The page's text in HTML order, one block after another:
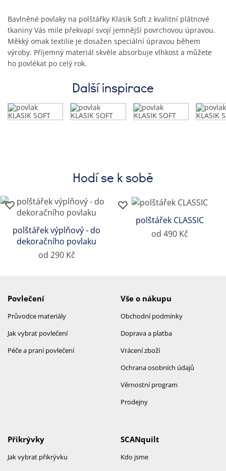
Bavlněné povlaky na polštářky Klasik Soft z kvalitní plátnové
tkaniny Vás mile překvapí svojí jemnější povrchovou úpravou.
Měkký omak textilie je dosažen speciální úpravou během
výroby. Příjemný materiál skvěle absorbuje vlhkost a můžete
ho povlékat po celý rok.
Další inspirace
Hodí se k sobě
polštářek výplňový - do
dekoračního povlaku
od 290 Kč
polštářek CLASSIC
od 490 Kč
Povlečení
Průvodce materiály
Jak vybrat povlečení
Péče a praní povlečení
Vše o nákupu
Obchodní podmínky
Doprava a platba
Vrácení zboží
Ochrana osobních údajů
Věrnostní program
Prodejny
SCANquilt
Kdo jsme
Přikrývky
Jak vybrat přikrývku